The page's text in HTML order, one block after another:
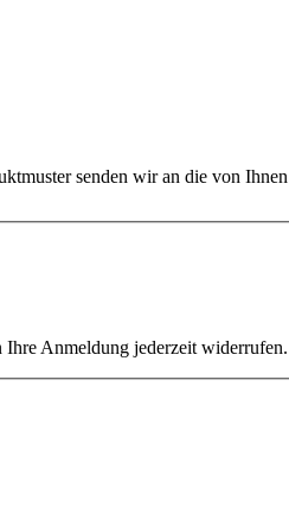
senden wir an die von
Ihre Anmeldung jederzeit widerrufen.